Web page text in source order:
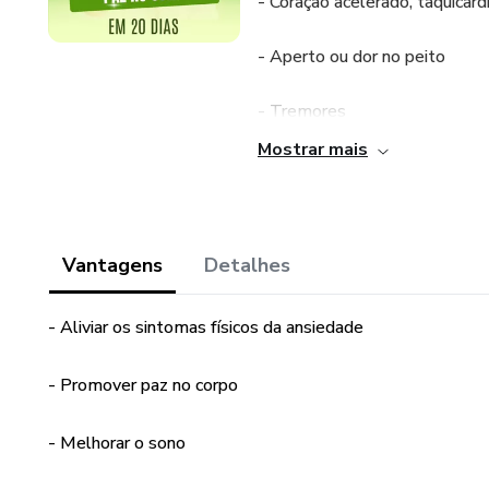
- Aperto ou dor no peito
- Tremores
- Constipação ou diarreia
- Náuseas
Mostrar mais
Vantagens Detalhes
- Aliviar os sintomas físicos da ansiedade
- Promover paz no corpo
- Melhorar o sono